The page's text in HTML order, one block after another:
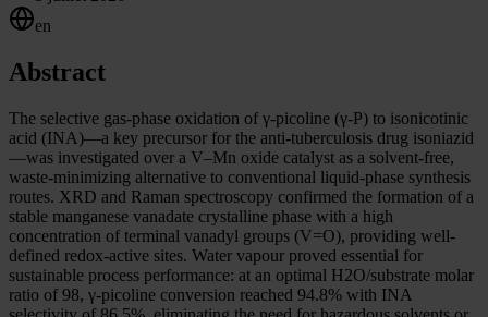
en
Abstract
The selective gas-phase oxidation of γ-picoline (γ-P) to isonicotinic
acid (INA)—a key precursor for the anti-tuberculosis drug isoniazid
—was investigated over a V–Mn oxide catalyst as a solvent-free,
waste-minimizing alternative to conventional liquid-phase synthesis
routes. XRD and Raman spectroscopy confirmed the formation of a
stable manganese vanadate crystalline phase with a high
concentration of terminal vanadyl groups (V=O), providing well-
defined redox-active sites. Water vapour proved essential for
sustainable process performance: at an optimal H2O/substrate molar
ratio of 98, γ-picoline conversion reached 94.8% with INA